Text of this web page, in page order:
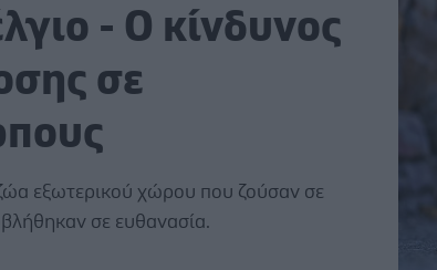
- Ο κίνδυνος
σε
ζώα εξωτερικού χώρου που ζούσαν σε
σε ευθανασία.